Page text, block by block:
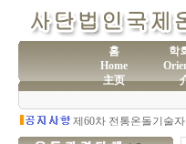
홈
Home
主页
학
제60차 전통온돌기술